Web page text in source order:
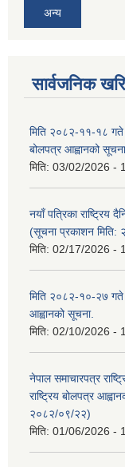
अन्य
सार्वजनिक
मिति २०८२-११-१८ गते
बोलपत्र आह्वानको
मिति: 03/02/2026 -
नयाँ पत्रिका राष्ट्रिय
(सूचना प्रकाशन
मिति: 02/17/2026 -
मिति २०८२-१०-२७ गते
आह्वानको सूचना.
मिति: 02/10/2026 -
नेपाल समाचारपत्र
राष्ट्रिय बोलपत्र
२०८२/०९/२२)
मिति: 01/06/2026 -